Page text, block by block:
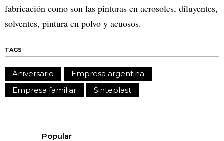
fabricación como son las pinturas en aerosoles, diluyentes,
solventes, pintura en polvo y acuosos.
TAGS
Aniversario
Empresa argentina
Empresa familiar
Sinteplast
Popular